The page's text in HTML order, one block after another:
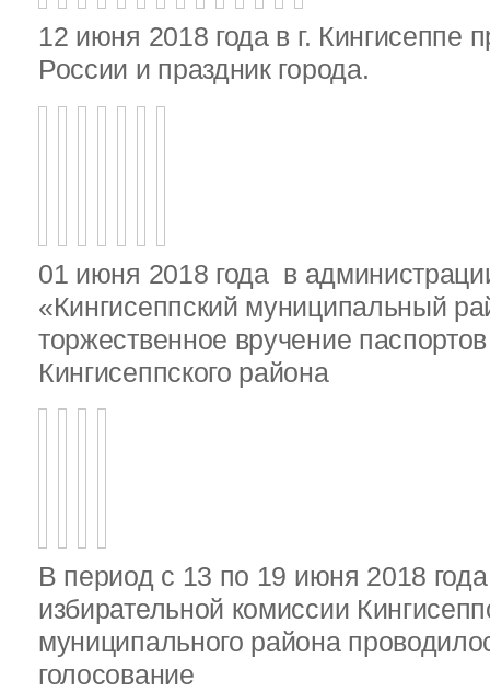
12 июня 2018 года в г. Кингисеппе
России и праздник города.
01 июня 2018 года в
«Кингисеппский муниципальный
торжественное вручение
Кингисеппского района
В период с 13 по 19 июня 2018
избирательной комиссии
муниципального района
голосование